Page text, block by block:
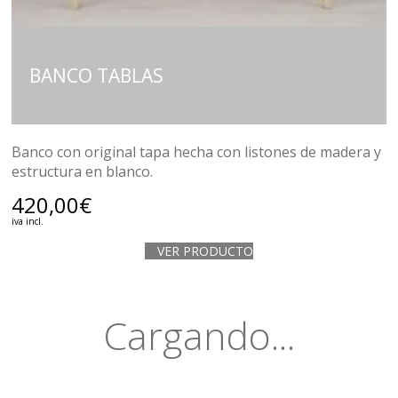
BANCO TABLAS
Banco con original tapa hecha con listones de madera y
estructura en blanco.
420,00€
iva incl.
VER PRODUCTO
Cargando...